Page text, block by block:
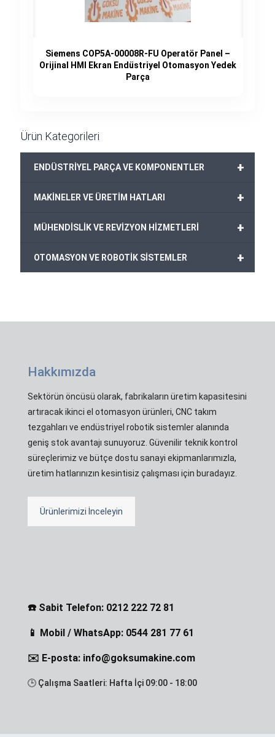
Siemens COP5A-00008R-FU Operatör Panel –
Orijinal HMI Ekran Endüstriyel Otomasyon Yedek
Parça
Ürün Kategorileri
+
ENDÜSTRİYEL PARÇA VE KOMPONENTLER
+
MAKİNELER VE ÜRETİM HATLARI
+
MÜHENDİSLİK VE REVİZYON HİZMETLERİ
+
OTOMASYON VE ROBOTİK SİSTEMLER
Hakkımızda
Sektörün öncüsü olarak, fabrikaların üretim kapasitesini
artıracak ikinci el otomasyon ürünleri, CNC takım
tezgahları ve endüstriyel robotik sistemler alanında
geniş stok avantajı sunuyoruz. Güvenilir teknik kontrol
süreçlerimiz ve bütçe dostu sanayi ekipmanlarımızla,
üretim hatlarınızın kesintisiz çalışması için buradayız.
Ürünlerimizi İnceleyin
☎️ Sabit Telefon: 0212 222 72 81
📱 Mobil / WhatsApp: 0544 281 77 61
✉️ E-posta: info@goksumakine.com
🕒 Çalışma Saatleri: Hafta İçi 09:00 - 18:00